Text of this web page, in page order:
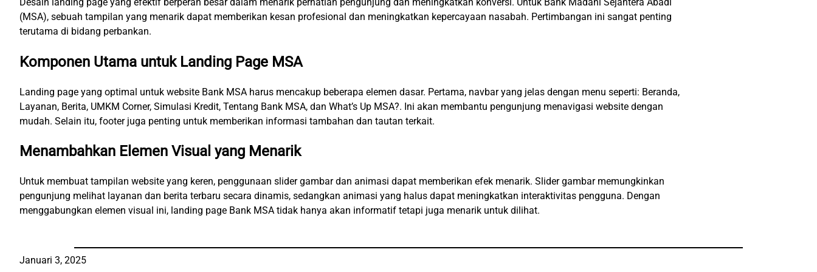
(MSA), sebuah tampilan yang menarik dapat memberikan kesan profesional dan meningkatkan kepercayaan nasabah. Pertimbangan ini sangat penting
terutama di bidang perbankan.
Komponen Utama untuk Landing Page MSA
Landing page yang optimal untuk website Bank MSA harus mencakup beberapa elemen dasar. Pertama, navbar yang jelas dengan menu seperti: Beranda,
Layanan, Berita, UMKM Corner, Simulasi Kredit, Tentang Bank MSA, dan What’s Up MSA?. Ini akan membantu pengunjung menavigasi website dengan
mudah. Selain itu, footer juga penting untuk memberikan informasi tambahan dan tautan terkait.
Menambahkan Elemen Visual yang Menarik
Untuk membuat tampilan website yang keren, penggunaan slider gambar dan animasi dapat memberikan efek menarik. Slider gambar memungkinkan
pengunjung melihat layanan dan berita terbaru secara dinamis, sedangkan animasi yang halus dapat meningkatkan interaktivitas pengguna. Dengan
menggabungkan elemen visual ini, landing page Bank MSA tidak hanya akan informatif tetapi juga menarik untuk dilihat.
Januari 3, 2025